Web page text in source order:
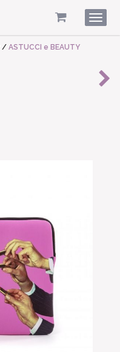
/ ASTUCCI e BEAUTY